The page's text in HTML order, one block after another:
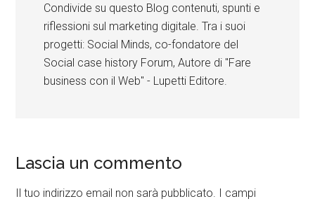
Condivide su questo Blog contenuti, spunti e
riflessioni sul marketing digitale. Tra i suoi
progetti: Social Minds, co-fondatore del
Social case history Forum, Autore di "Fare
business con il Web" - Lupetti Editore.
Lascia un commento
Il tuo indirizzo email non sarà pubblicato. I campi